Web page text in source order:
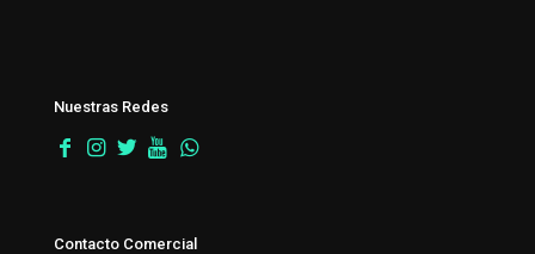
Nuestras Redes
Contacto Comercial